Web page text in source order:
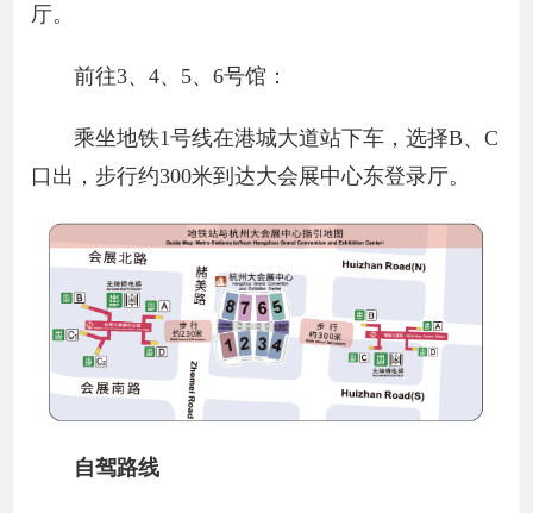
厅。
前往3、4、5、6号馆：
乘坐地铁1号线在港城大道站下车，选择B、C
口出，步行约300米到达大会展中心东登录厅。
自驾路线